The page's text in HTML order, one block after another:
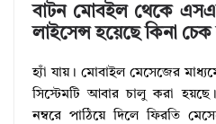
বাটন মোবইল থেকে
লাইসেন্স হয়েছে কিনা চেক
হ্যাঁ যায়। মোবাইল মেসেজের
সিস্টেমটি আবার চালু করা হয়ছে।
নম্বরে পাঠিয়ে দিলে ফিরতি